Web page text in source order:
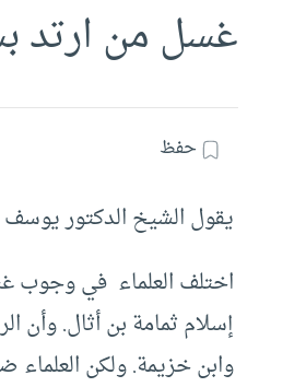
غسل من ارتد
حفظ
يقول الشيخ الدكتور
اختلف العلماء في وجوب
إسلام ثمامة بن أثال. وأن
وابن خزيمة. ولكن العلماء